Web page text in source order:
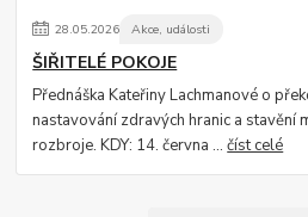
28.05.2026 Akce, události
ŠIŘITELÉ POKOJE
Přednáška Kateřiny Lachmanové o
nastavování zdravých hranic a stavění
rozbroje. KDY: 14. června ...číst celé